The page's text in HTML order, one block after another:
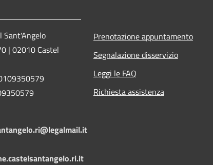
Sant'Angelo
| 02010 Castel
Prenotazione appuntamento
Segnalazione disservizio
Leggi le FAQ
Richiesta assistenza